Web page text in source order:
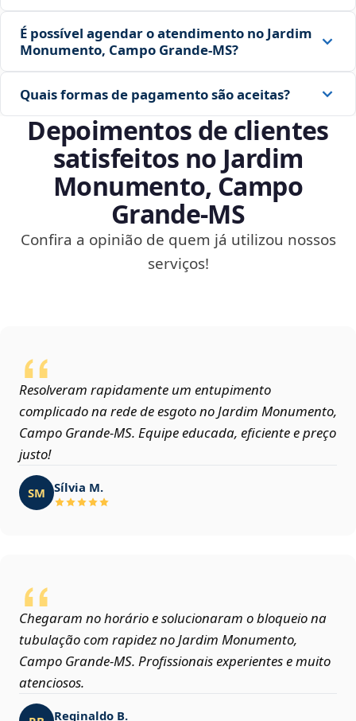
É possível agendar o atendimento no Jardim
Monumento, Campo Grande‑MS?
Quais formas de pagamento são aceitas?
Depoimentos de clientes
satisfeitos no Jardim
Monumento, Campo
Grande‑MS
Confira a opinião de quem já utilizou nossos
serviços!
Resolveram rapidamente um entupimento
complicado na rede de esgoto no Jardim Monumento,
Campo Grande‑MS. Equipe educada, eficiente e preço
justo!
SM Sílvia M.
Chegaram no horário e solucionaram o bloqueio na
tubulação com rapidez no Jardim Monumento,
Campo Grande‑MS. Profissionais experientes e muito
atenciosos.
Reginaldo B.